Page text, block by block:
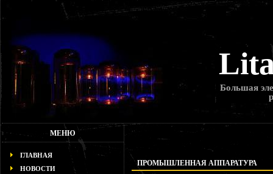
Большая
МЕНЮ
ГЛАВНАЯ
НОВОСТИ
ПРОМЫШЛЕННАЯ АППАРАТУРА